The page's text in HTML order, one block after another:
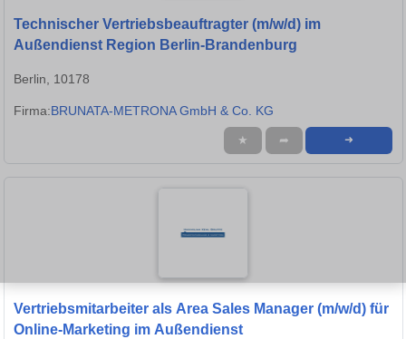
Technischer Vertriebsbeauftragter (m/w/d) im
Außendienst Region Berlin-Brandenburg
Berlin, 10178
Firma:BRUNATA-METRONA GmbH & Co. KG
★ ➦ ➜
Vertriebsmitarbeiter als Area Sales Manager (m/w/d) für
Online-Marketing im Außendienst